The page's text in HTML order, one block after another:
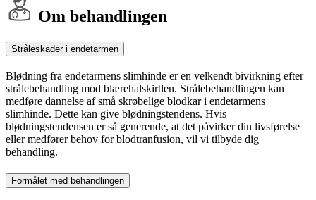
Om behandlingen
Stråleskader i endetarmen
Blødning fra endetarmens slimhinde er en velkendt bivirkning efter
strålebehandling mod blærehalskirtlen. Strålebehandlingen kan
medføre dannelse af små skrøbelige blodkar i endetarmens
slimhinde. Dette kan give blødningstendens. Hvis
blødningstendensen er så generende, at det påvirker din livsførelse
eller medfører behov for blodtranfusion, vil vi tilbyde dig
behandling.
Formålet med behandlingen